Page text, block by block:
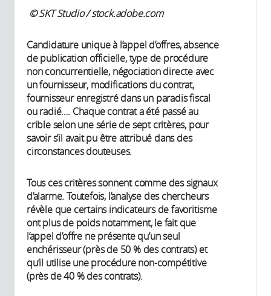
© SKT Studio / stock.adobe.com
Candidature unique à l’appel d’offres, absence
de publication officielle, type de procédure
non concurrentielle, négociation directe avec
un fournisseur, modifications du contrat,
fournisseur enregistré dans un paradis fiscal
ou radié…. Chaque contrat a été passé au
crible selon une série de sept critères, pour
savoir s’il avait pu être attribué dans des
circonstances douteuses.
Tous ces critères sonnent comme des signaux
d’alarme. Toutefois, l’analyse des chercheurs
révèle que certains indicateurs de favoritisme
ont plus de poids notamment, le fait que
l’appel d’offre ne présente qu’un seul
enchérisseur (près de 50 % des contrats) et
qu’il utilise une procédure non-compétitive
(près de 40 % des contrats).